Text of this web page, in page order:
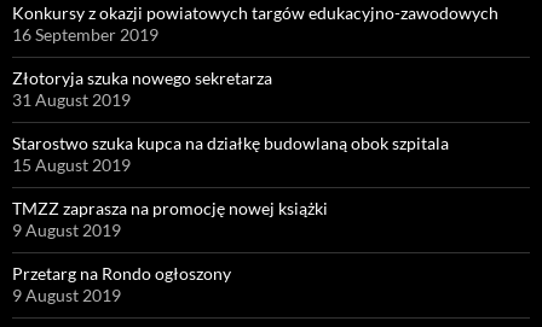
Konkursy z okazji powiatowych targów edukacyjno-zawodowych
16 September 2019
Złotoryja szuka nowego sekretarza
31 August 2019
Starostwo szuka kupca na działkę budowlaną obok szpitala
15 August 2019
TMZZ zaprasza na promocję nowej książki
9 August 2019
Przetarg na Rondo ogłoszony
9 August 2019